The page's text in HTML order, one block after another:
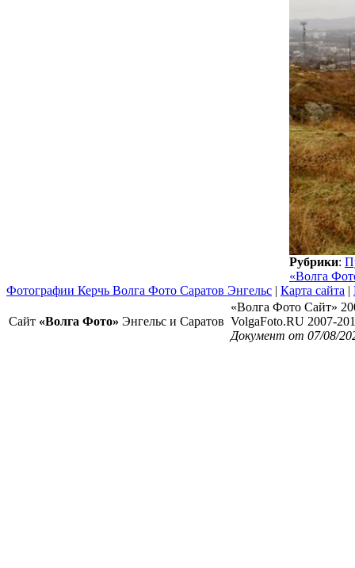
Рубрики:
«Волга
Фотографии Керчь Волга Фото Саратов Энгельс | Карта сайта |
Сайт «Волга Фото» Энгельс и Саратов
«Волга Фото Сайт»
VolgaFoto.RU 2007-
Документ от 07/08/